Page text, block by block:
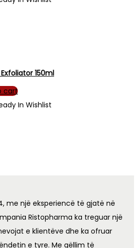
150ml
cart
In Wishlist
me një eksperiencë të gjatë në
Ristopharma ka treguar një
e klientëve dhe ka ofruar
e tyre. Me qëllim të